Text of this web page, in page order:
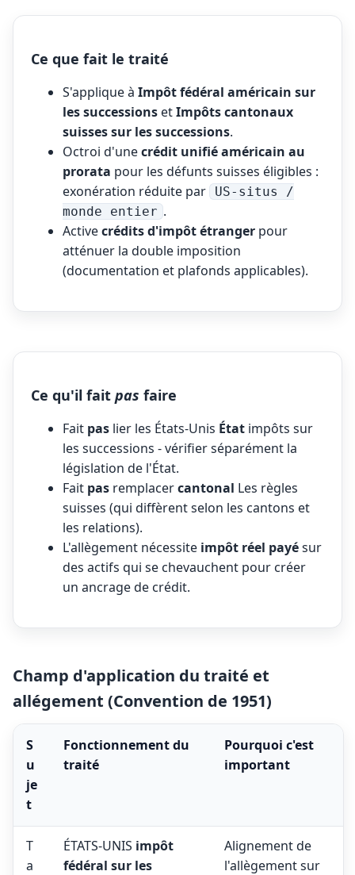
Ce que fait le traité
S'applique à Impôt fédéral américain sur
les successions etImpôts cantonaux
suisses sur les successions.
Octroi d'unecrédit unifié américain au
prorata pour les défunts suisses éligibles :
exonération réduite par
US-situs /
monde entier .
Activecrédits d'impôt étranger pour
atténuer la double imposition
(documentation et plafonds applicables).
Ce qu'il fait pas faire
Fait pas lier les États-Unis État impôts sur
les successions - vérifier séparément la
législation de l'État.
Fait pas remplacercantonal Les règles
suisses (qui diffèrent selon les cantons et
les relations).
L'allègement nécessite impôt réel payésur
des actifs qui se chevauchent pour créer
un ancrage de crédit.
Champ d'application du traité et
allégement (Convention de 1951)
S
u
je
t
Fonctionnement du
traité
Pourquoi c'est
important
T
a
ÉTATS-UNIS impôt
fédéral sur les
Alignement de
l'allègement sur